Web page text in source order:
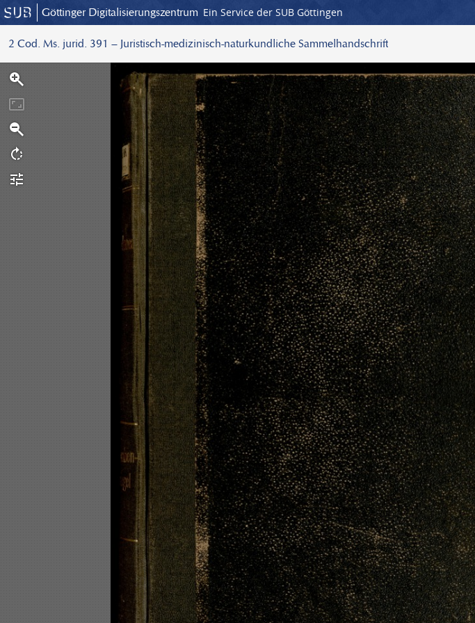
Göttinger Digitalisierungszentrum Ein Service der SUB Göttingen
2 Cod. Ms. jurid. 391 – Juristisch-medizinisch-naturkundliche Sammelhandschrift